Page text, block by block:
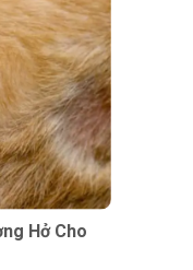
Hở Cho